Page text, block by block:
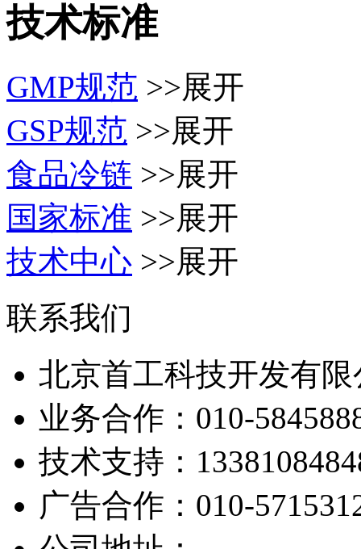
技术标准
GMP规范 >>展开
GSP规范 >>展开
食品冷链 >>展开
国家标准 >>展开
技术中心 >>展开
联系我们
北京首工科技开发有限
业务合作： 010-
技术支持：
广告合作： 010-